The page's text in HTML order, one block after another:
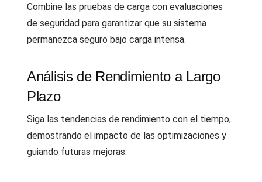
Combine las pruebas de carga con evaluaciones
de seguridad para garantizar que su sistema
permanezca seguro bajo carga intensa.
Análisis de Rendimiento a Largo
Plazo
Siga las tendencias de rendimiento con el tiempo,
demostrando el impacto de las optimizaciones y
guiando futuras mejoras.